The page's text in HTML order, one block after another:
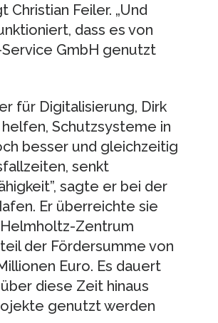
Feiler. „Und
dass es von
GmbH genutzt
für Digitalisierung, Dirk
Schutzsysteme in
besser und gleichzeitig
senkt
sagte er bei der
Er überreichte sie
Zentrum
der Fördersumme von
Euro. Es dauert
diese Zeit hinaus
genutzt werden